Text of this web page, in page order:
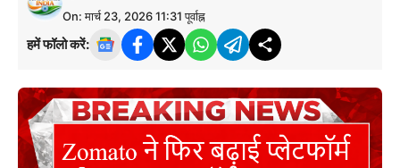
On: मार्च 23, 2026 11:31 पूर्वाह्न
हमें फॉलो करें: